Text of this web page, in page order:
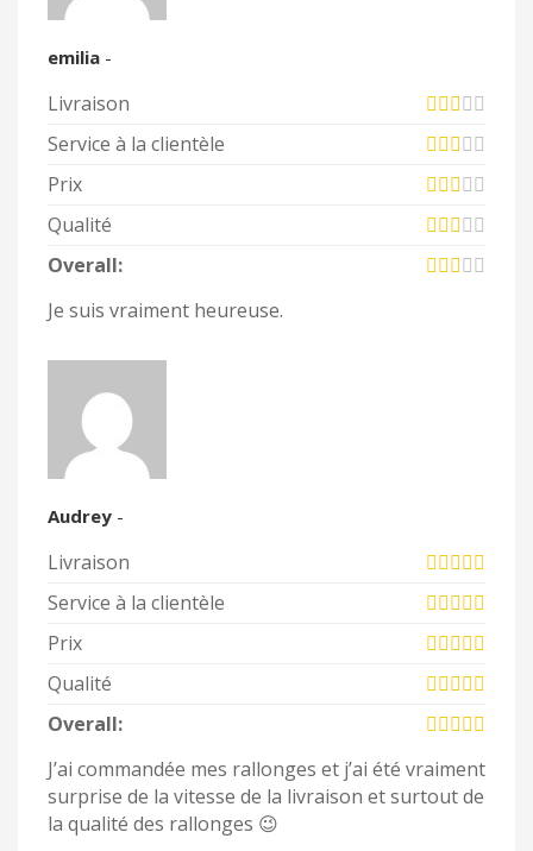
emilia -
Livraison
Service à la clientèle
Prix
Qualité
Overall:
Je suis vraiment heureuse.
Audrey -
Livraison
Service à la clientèle
Prix
Qualité
Overall:
J’ai commandée mes rallonges et j’ai été vraiment
surprise de la vitesse de la livraison et surtout de
la qualité des rallonges 😉